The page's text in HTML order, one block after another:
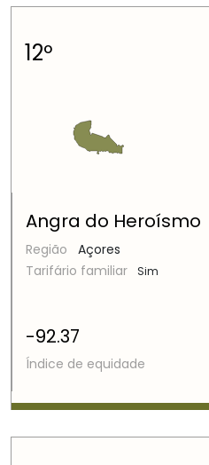
12º
Angra do Heroísmo
Região
Açores
Tarifário familiar
Sim
-92.37
Índice de equidade